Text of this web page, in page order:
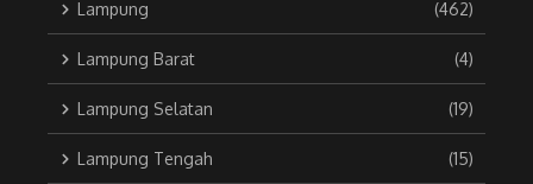
Lampung (462)
Lampung Barat (4)
Lampung Selatan (19)
Lampung Tengah (15)